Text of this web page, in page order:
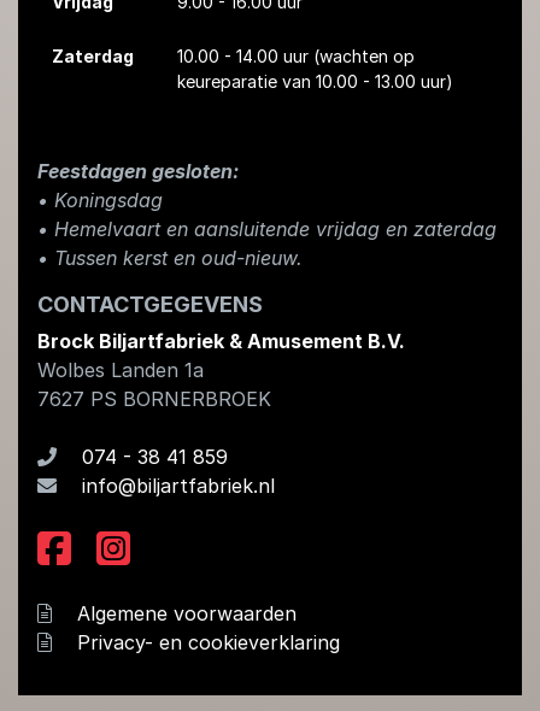
Zaterdag 10.00 - 14.00 uur (wachten op
keureparatie van 10.00 - 13.00 uur)
Feestdagen gesloten:
• Koningsdag
​• Hemelvaart en aansluitende vrijdag en zaterdag
• Tussen kerst en oud-nieuw.
CONTACTGEGEVENS
Brock Biljartfabriek & Amusement B.V.
Wolbes Landen 1a
7627 PS BORNERBROEK
074 - 38 41 859
info@biljartfabriek.nl
Algemene voorwaarden
Privacy- en cookieverklaring